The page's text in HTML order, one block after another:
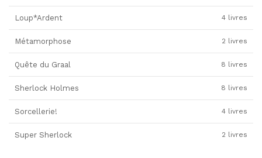
Loup*Ardent 4 livres
Métamorphose 2 livres
Quête du Graal 8 livres
Sherlock Holmes 8 livres
Sorcellerie! 4 livres
Super Sherlock 2 livres